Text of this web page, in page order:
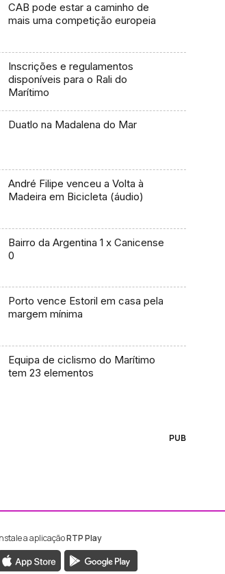
CAB pode estar a caminho de
mais uma competição europeia
Inscrições e regulamentos
disponíveis para o Rali do
Marítimo
Duatlo na Madalena do Mar
André Filipe venceu a Volta à
Madeira em Bicicleta (áudio)
Bairro da Argentina 1 x Canicense
0
Porto vence Estoril em casa pela
margem mínima
Equipa de ciclismo do Marítimo
tem 23 elementos
PUB
Madeira
RTP Madeira
a aplicaçãoRTP Play